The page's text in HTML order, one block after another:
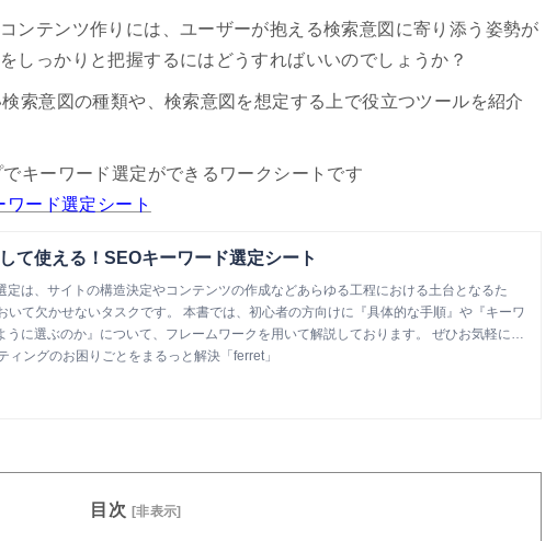
ンテンツ作りには、ユーザーが抱える検索意図に寄り添う姿勢が
しっかりと把握するにはどうすればいいのでしょうか？
索意図の種類や、検索意図を想定する上で役立つツールを紹介
でキーワード選定ができるワークシートです
ード選定シート
て使える！SEOキーワード選定シート
定は、サイトの構造決定やコンテンツの作成などあらゆる工程における土台となるた
いて欠かせないタスクです。 本書では、初心者の方向けに『具体的な手順』や『キーワ
うに選ぶのか』について、フレームワークを用いて解説しております。 ぜひお気軽にご
せ。
ィングのお困りごとをまるっと解決「ferret」
目次 [非表示]